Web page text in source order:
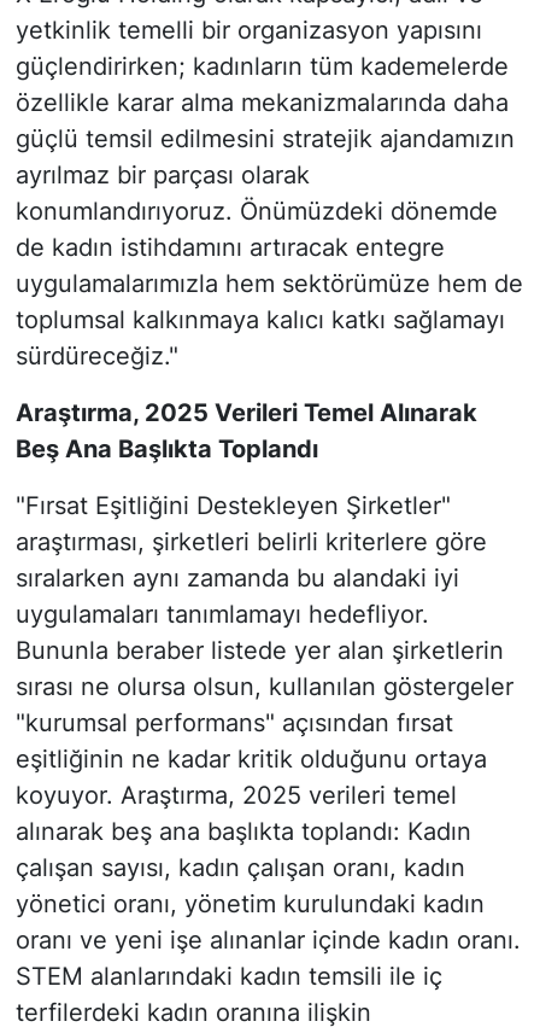
yetkinlik temelli bir organizasyon yapısını
güçlendirirken; kadınların tüm kademelerde
özellikle karar alma mekanizmalarında daha
güçlü temsil edilmesini stratejik ajandamızın
ayrılmaz bir parçası olarak
konumlandırıyoruz. Önümüzdeki dönemde
de kadın istihdamını artıracak entegre
uygulamalarımızla hem sektörümüze hem de
toplumsal kalkınmaya kalıcı katkı sağlamayı
sürdüreceğiz."
Araştırma, 2025 Verileri Temel Alınarak
Beş Ana Başlıkta Toplandı
"Fırsat Eşitliğini Destekleyen Şirketler"
araştırması, şirketleri belirli kriterlere göre
sıralarken aynı zamanda bu alandaki iyi
uygulamaları tanımlamayı hedefliyor.
Bununla beraber listede yer alan şirketlerin
sırası ne olursa olsun, kullanılan göstergeler
"kurumsal performans" açısından fırsat
eşitliğinin ne kadar kritik olduğunu ortaya
koyuyor. Araştırma, 2025 verileri temel
alınarak beş ana başlıkta toplandı: Kadın
çalışan sayısı, kadın çalışan oranı, kadın
yönetici oranı, yönetim kurulundaki kadın
oranı ve yeni işe alınanlar içinde kadın oranı.
STEM alanlarındaki kadın temsili ile iç
terfilerdeki kadın oranına ilişkin